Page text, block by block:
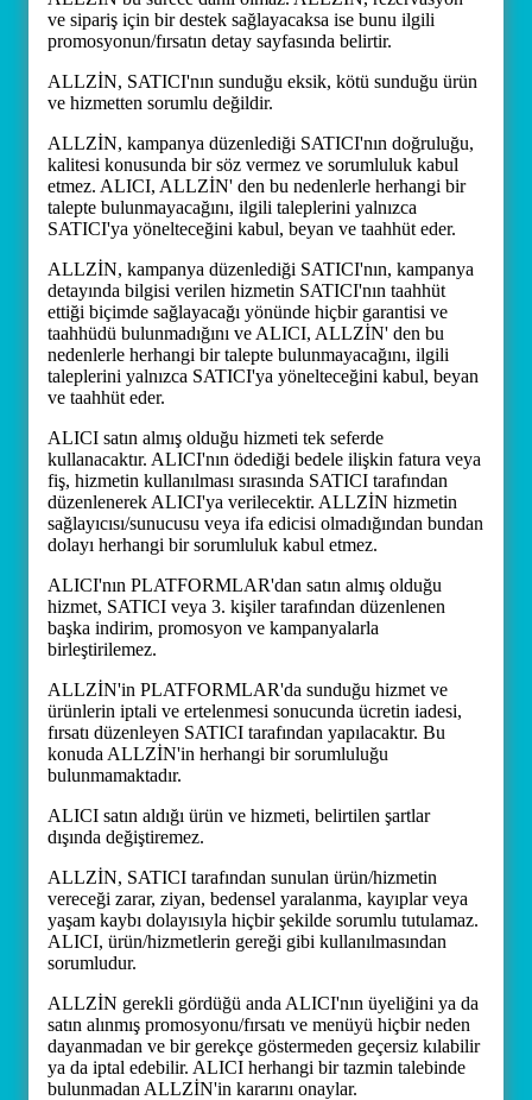
ve sipariş için bir destek sağlayacaksa ise bunu ilgili
promosyonun/fırsatın detay sayfasında belirtir.
ALLZİN, SATICI'nın sunduğu eksik, kötü sunduğu ürün
ve hizmetten sorumlu değildir.
ALLZİN, kampanya düzenlediği SATICI'nın doğruluğu,
kalitesi konusunda bir söz vermez ve sorumluluk kabul
etmez. ALICI, ALLZİN' den bu nedenlerle herhangi bir
talepte bulunmayacağını, ilgili taleplerini yalnızca
SATICI'ya yönelteceğini kabul, beyan ve taahhüt eder.
ALLZİN, kampanya düzenlediği SATICI'nın, kampanya
detayında bilgisi verilen hizmetin SATICI'nın taahhüt
ettiği biçimde sağlayacağı yönünde hiçbir garantisi ve
taahhüdü bulunmadığını ve ALICI, ALLZİN' den bu
nedenlerle herhangi bir talepte bulunmayacağını, ilgili
taleplerini yalnızca SATICI'ya yönelteceğini kabul, beyan
ve taahhüt eder.
ALICI satın almış olduğu hizmeti tek seferde
kullanacaktır. ALICI'nın ödediği bedele ilişkin fatura veya
fiş, hizmetin kullanılması sırasında SATICI tarafından
düzenlenerek ALICI'ya verilecektir. ALLZİN hizmetin
sağlayıcısı/sunucusu veya ifa edicisi olmadığından bundan
dolayı herhangi bir sorumluluk kabul etmez.
ALICI'nın PLATFORMLAR'dan satın almış olduğu
hizmet, SATICI veya 3. kişiler tarafından düzenlenen
başka indirim, promosyon ve kampanyalarla
birleştirilemez.
ALLZİN'in PLATFORMLAR'da sunduğu hizmet ve
ürünlerin iptali ve ertelenmesi sonucunda ücretin iadesi,
fırsatı düzenleyen SATICI tarafından yapılacaktır. Bu
konuda ALLZİN'in herhangi bir sorumluluğu
bulunmamaktadır.
ALICI satın aldığı ürün ve hizmeti, belirtilen şartlar
dışında değiştiremez.
ALLZİN, SATICI tarafından sunulan ürün/hizmetin
vereceği zarar, ziyan, bedensel yaralanma, kayıplar veya
yaşam kaybı dolayısıyla hiçbir şekilde sorumlu tutulamaz.
ALICI, ürün/hizmetlerin gereği gibi kullanılmasından
sorumludur.
ALLZİN gerekli gördüğü anda ALICI'nın üyeliğini ya da
satın alınmış promosyonu/fırsatı ve menüyü hiçbir neden
dayanmadan ve bir gerekçe göstermeden geçersiz kılabilir
ya da iptal edebilir. ALICI herhangi bir tazmin talebinde
bulunmadan ALLZİN'in kararını onaylar.